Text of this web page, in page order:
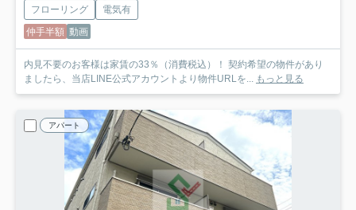
フローリング
電気有
仲手半額 動画
内見不要のお客様は家賃の33％（消費税込）！ 契約希望の物件があり
ましたら、当店LINE公式アカウントより物件URLを... もっと見る
アパート